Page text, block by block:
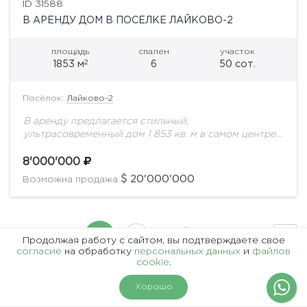
На карте
ID 31588
В АРЕНДУ ДОМ В ПОСЕЛКЕ ЛАЙКОВО-2
площадь
1853 м2
спален
6
участок
50 сот.
Посёлок: Лайково-2
В аренду предлагается стильный,
ультрасовременный дом 1 853 кв. м в самом центре
дизайном. Охраняемая территория. Все соседи
построены. Поселок...
8'000'000
Возможна продажа 20'000'000
1 2 … 40
Продолжая работу с сайтом, вы подтверждаете свое
согласие на обработку персональных данных и файлов
cookie.
Хорошо